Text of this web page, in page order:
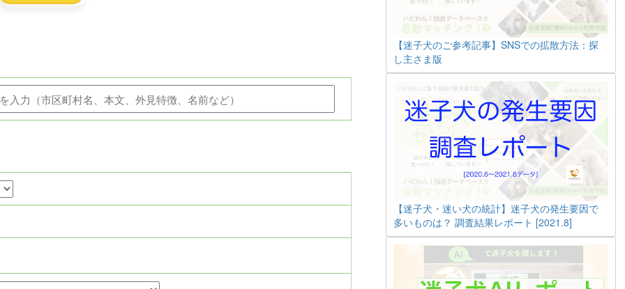
【迷子犬のご参考記事】SNSでの拡散方法：探
し主さま版
【迷子犬・迷い犬の統計】迷子犬の発生要因で
多いものは？ 調査結果レポート [2021.8]